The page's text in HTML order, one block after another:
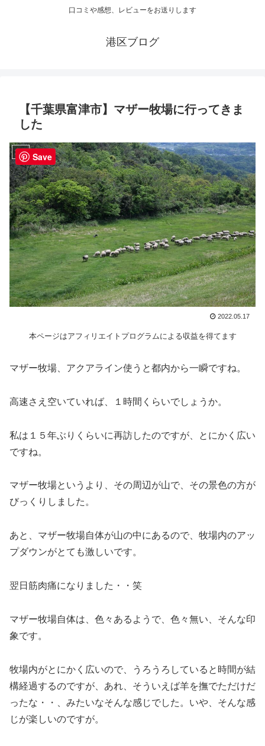
口コミや感想、レビューをお送りします
港区ブログ
【千葉県富津市】マザー牧場に行ってきま
した
旅行
2022.05.17
本ページはアフィリエイトプログラムによる収益を得てます
マザー牧場、アクアライン使うと都内から一瞬ですね。
高速さえ空いていれば、１時間くらいでしょうか。
私は１５年ぶりくらいに再訪したのですが、とにかく広い
ですね。
マザー牧場というより、その周辺が山で、その景色の方が
びっくりしました。
あと、マザー牧場自体が山の中にあるので、牧場内のアッ
プダウンがとても激しいです。
翌日筋肉痛になりました・・笑
マザー牧場自体は、色々あるようで、色々無い、そんな印
象です。
牧場内がとにかく広いので、うろうろしていると時間が結
構経過するのですが、あれ、そういえば羊を撫でただけだ
ったな・・、みたいなそんな感じでした。いや、そんな感
じが楽しいのですが。
Save